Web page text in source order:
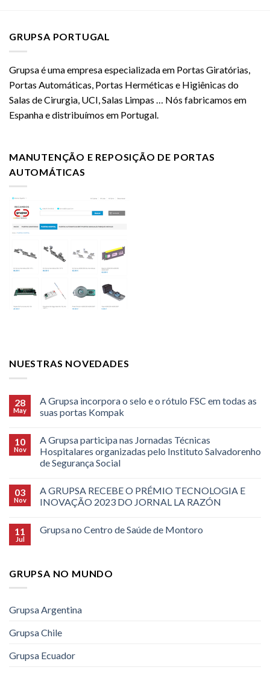
GRUPSA PORTUGAL
Grupsa é uma empresa especializada em Portas Giratórias,
Portas Automáticas, Portas Herméticas e Higiênicas do
Salas de Cirurgia, UCI, Salas Limpas … Nós fabricamos em
Espanha e distribuímos em Portugal.
MANUTENÇÃO E REPOSIÇÃO DE PORTAS
AUTOMÁTICAS
NUESTRAS NOVEDADES
28
May
A Grupsa incorpora o selo e o rótulo FSC em todas as
suas portas Kompak
10
Nov
A Grupsa participa nas Jornadas Técnicas
Hospitalares organizadas pelo Instituto Salvadorenho
de Segurança Social
03
Nov
A GRUPSA RECEBE O PRÉMIO TECNOLOGIA E
INOVAÇÃO 2023 DO JORNAL LA RAZÓN
11
Jul
Grupsa no Centro de Saúde de Montoro
GRUPSA NO MUNDO
Grupsa Argentina
Grupsa Chile
Grupsa Ecuador